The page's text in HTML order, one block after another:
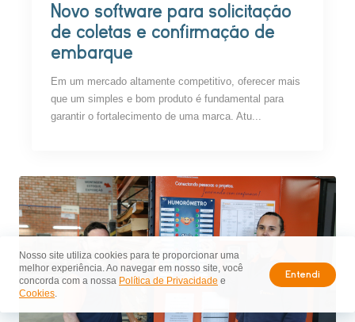
Novo software para solicitação
de coletas e confirmação de
embarque
Em um mercado altamente competitivo, oferecer mais
que um simples e bom produto é fundamental para
garantir o fortalecimento de uma marca. Atu...
Nosso site utiliza cookies para te proporcionar uma
melhor experiência. Ao navegar em nosso site, você
concorda com a nossa Política de Privacidade e
Cookies.
Entendi